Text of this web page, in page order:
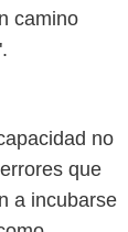
camino
no
que
a incubarse